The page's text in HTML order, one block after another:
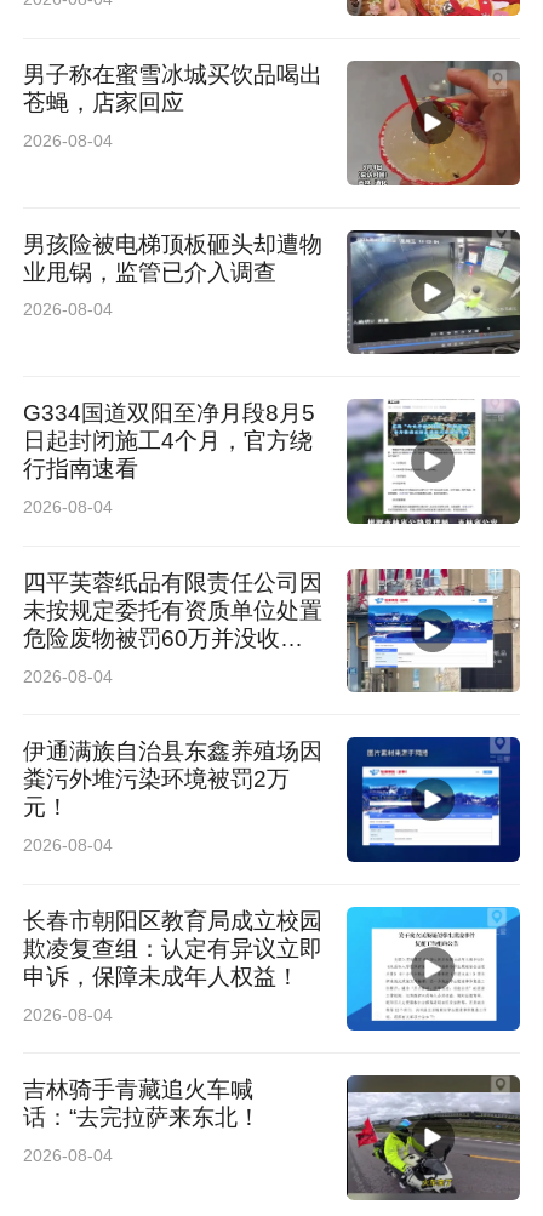
男子称在蜜雪冰城买饮品喝出
苍蝇，店家回应
2026-08-04
男孩险被电梯顶板砸头却遭物
业甩锅，监管已介入调查
2026-08-04
G334国道双阳至净月段8月5
日起封闭施工4个月，官方绕
行指南速看
2026-08-04
四平芙蓉纸品有限责任公司因
未按规定委托有资质单位处置
危险废物被罚60万并没收违
法所得2741.43元！
2026-08-04
伊通满族自治县东鑫养殖场因
粪污外堆污染环境被罚2万
元！
2026-08-04
长春市朝阳区教育局成立校园
欺凌复查组：认定有异议立即
申诉，保障未成年人权益！
2026-08-04
吉林骑手青藏追火车喊
话：“去完拉萨来东北！
2026-08-04